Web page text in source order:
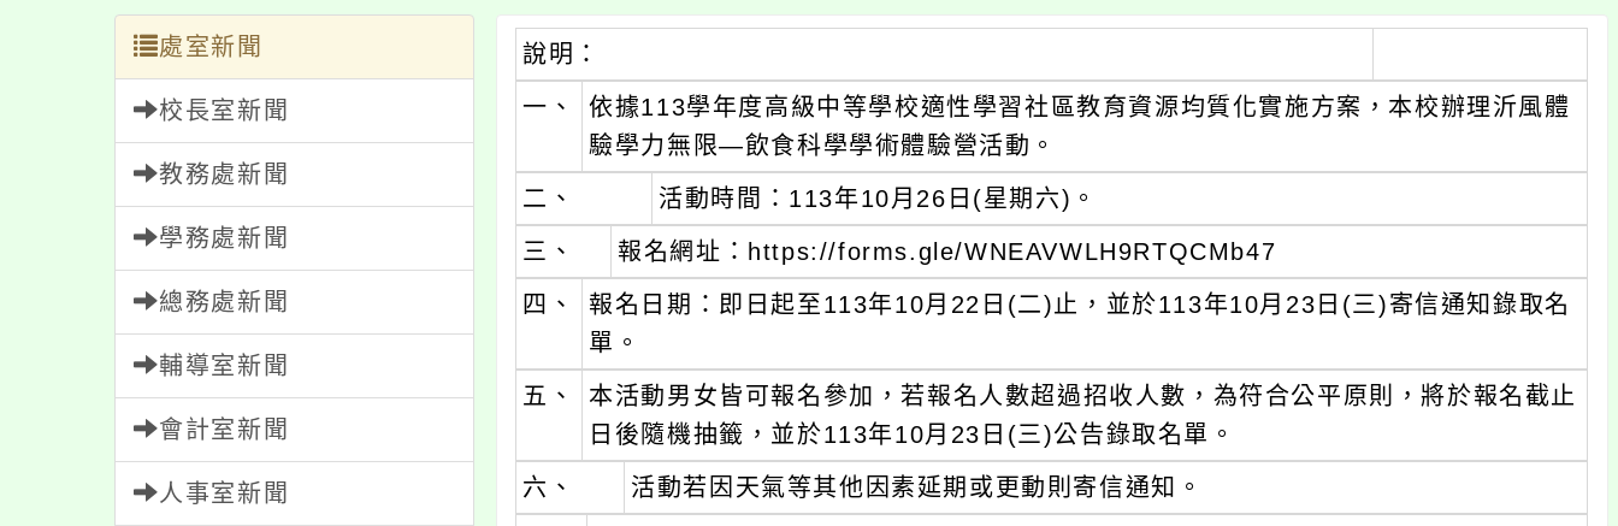
處室新聞
校長室新聞
教務處新聞
學務處新聞
總務處新聞
輔導室新聞
會計室新聞
人事室新聞
說明：
一、
依據113學年度高級中等學校適性學習社區教育資源均質化實施方案，本校辦理沂風體
驗學力無限—飲食科學學術體驗營活動。
二、
活動時間：113年10月26日(星期六)。
三、
報名網址：https://forms.gle/WNEAVWLH9RTQCMb47
四、
報名日期：即日起至113年10月22日(二)止，並於113年10月23日(三)寄信通知錄取名
單。
五、
本活動男女皆可報名參加，若報名人數超過招收人數，為符合公平原則，將於報名截止
日後隨機抽籤，並於113年10月23日(三)公告錄取名單。
六、
活動若因天氣等其他因素延期或更動則寄信通知。